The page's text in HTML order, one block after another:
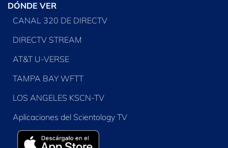
DÓNDE VER
CANAL 320 DE DIRECTV
DIRECTV STREAM
AT&T U-VERSE
TAMPA BAY WFTT
LOS ANGELES KSCN-TV
Aplicaciones del Scientology TV